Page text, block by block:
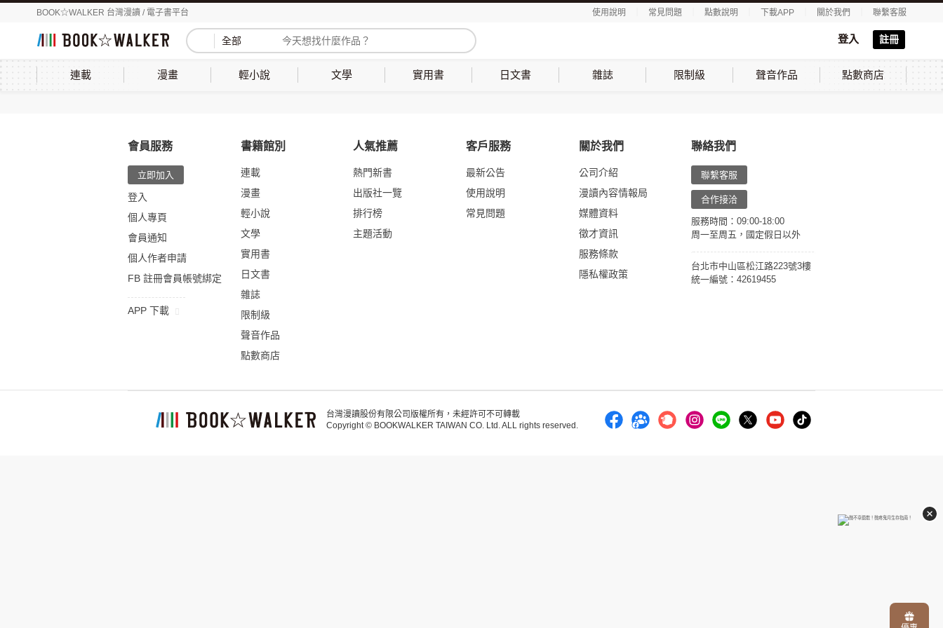
BOOK☆WALKER 台灣漫讀 / 電子書平台 使用說明 常見問題 點數說明 下載APP 關於我們 聯繫客服
全部 登入 註冊
連載 漫畫 輕小說 文學 實用書 日文書 雜誌 限制級 聲音作品 點數商店
會員服務
立即加入
登入
個人專頁
會員通知
個人作者申請
FB 註冊會員帳號綁定
APP 下載
書籍館別
連載
漫畫
輕小說
文學
實用書
日文書
雜誌
限制級
聲音作品
點數商店
人氣推薦
熱門新書
出版社一覽
排行榜
主題活動
客戶服務
最新公告
使用說明
常見問題
關於我們
公司介紹
漫讀內容情報局
媒體資料
徵才資訊
服務條款
隱私權政策
聯絡我們
聯繫客服
合作接洽
服務時間：09:00-18:00
周一至周五，國定假日以外
台北市中山區松江路223號3樓
統一編號：42619455
台灣漫讀股份有限公司版權所有，未經許可不可轉載
Copyright © BOOKWALKER TAIWAN CO. Ltd. ALL rights reserved.